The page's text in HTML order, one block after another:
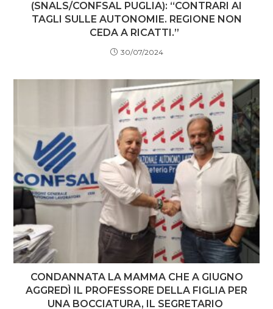
(SNALS/CONFSAL PUGLIA): “CONTRARI AI
TAGLI SULLE AUTONOMIE. REGIONE NON
CEDA A RICATTI.”
30/07/2024
CONDANNATA LA MAMMA CHE A GIUGNO
AGGREDÌ IL PROFESSORE DELLA FIGLIA PER
UNA BOCCIATURA, IL SEGRETARIO